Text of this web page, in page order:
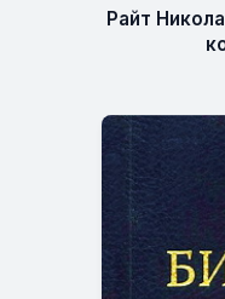
Райт